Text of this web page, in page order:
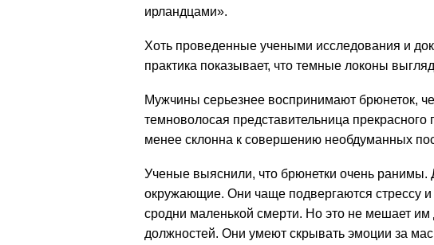
ирландцами».
Хоть проведенные учеными исследования и
практика показывает, что темные локоны
Мужчины серьезнее воспринимают брюнеток,
темноволосая представительница
менее склонна к совершению необдуманных
Ученые выяснили, что брюнетки очень ранимы.
окружающие. Они чаще подвергаются стрессу
сродни маленькой смерти. Но это не мешает
должностей. Они умеют скрывать эмоции за